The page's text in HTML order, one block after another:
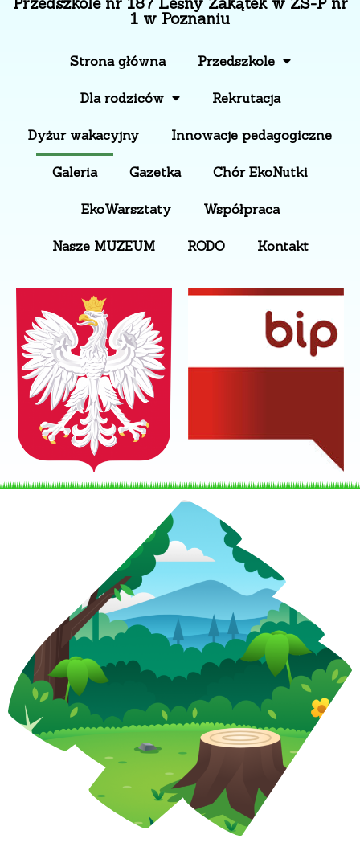
1 w Poznaniu
Strona główna Przedszkole
Dla rodziców Rekrutacja
Dyżur wakacyjny Innowacje pedagogiczne
Galeria Gazetka Chór EkoNutki
EkoWarsztaty Współpraca
Nasze MUZEUM RODO Kontakt